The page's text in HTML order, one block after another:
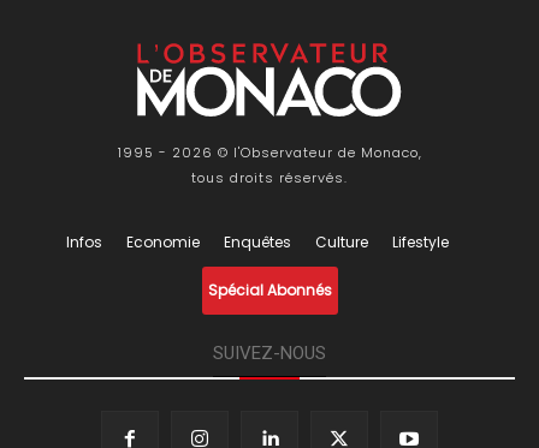
1995 - 2026 © l'Observateur de Monaco,
tous droits réservés.
Infos Economie Enquêtes Culture Lifestyle
Spécial Abonnés
SUIVEZ-NOUS